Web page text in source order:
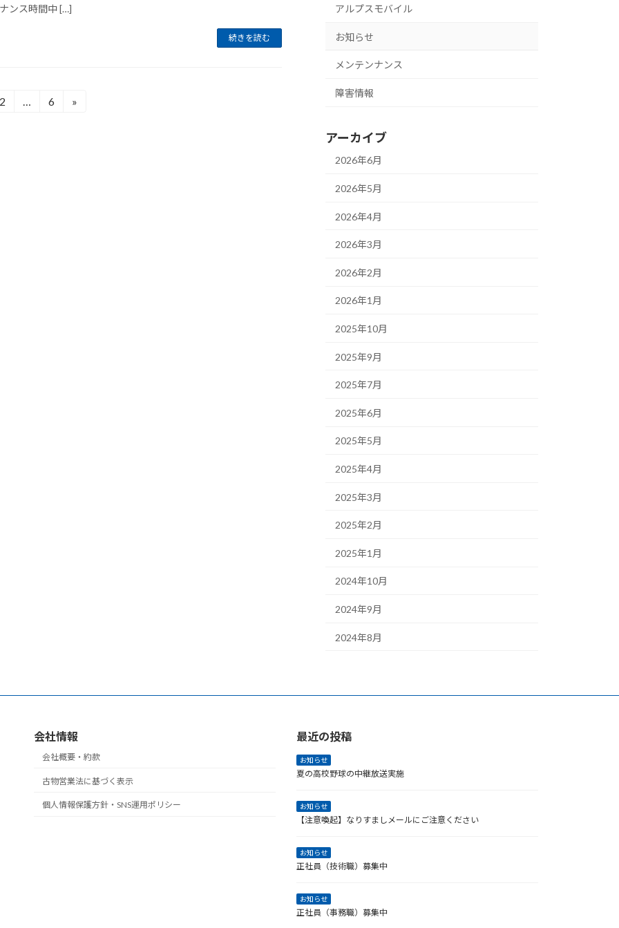
ンス時間中 […]
続きを読む
固
2 …
固
6 »
アルプスモバイル
お知らせ
メンテンナンス
障害情報
アーカイブ
2026年6月
2026年5月
2026年4月
2026年3月
2026年2月
2026年1月
2025年10月
2025年9月
2025年7月
2025年6月
2025年5月
2025年4月
2025年3月
2025年2月
2025年1月
2024年10月
2024年9月
2024年8月
会社情報
会社概要・約款
古物営業法に基づく表示
個人情報保護方針・SNS運用ポリシー
最近の投稿
お知らせ
夏の高校野球の中継放送実施
お知らせ
【注意喚起】なりすましメールにご注意ください
お知らせ
正社員（技術職）募集中
お知らせ
正社員（事務職）募集中